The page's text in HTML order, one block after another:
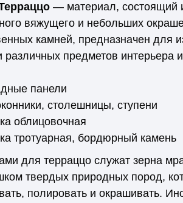
— материал, состоящий
вяжущего и небольших
камней, предназначен для
различных предметов интерьера
панели
столешницы, ступени
облицовочная
тротуарная, бордюрный камень
для терраццо служат зерна
твердых природных пород,
полировать и окрашивать.